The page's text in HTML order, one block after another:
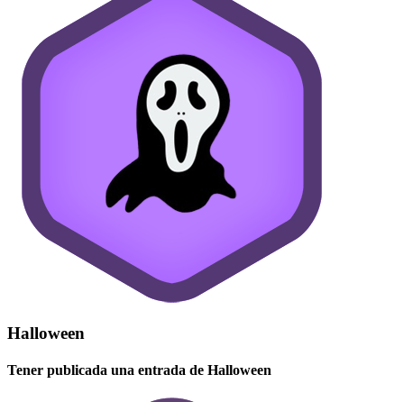
Halloween
Tener publicada una entrada de Halloween